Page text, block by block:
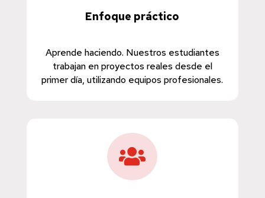
Enfoque práctico
Aprende haciendo. Nuestros estudiantes
trabajan en proyectos reales desde el
primer día, utilizando equipos profesionales.
